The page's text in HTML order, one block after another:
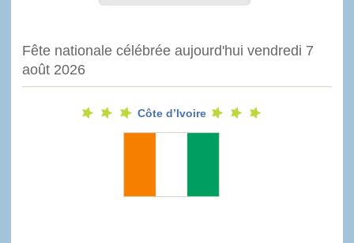
Fête nationale célébrée aujourd'hui vendredi 7
août 2026
Côte d’Ivoire